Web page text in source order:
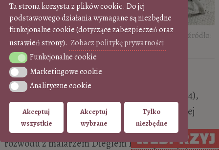
Ta strona korzysta z plików cookie. Do jej
podstawowego działania wymagane są niezbędne
funkcjonalne cookie (dotyczące zabezpieczeń oraz
ustawień strony). Zobacz politykę prywatności
Funkcjonalne cookie
Funkcjonalne cookie
Marketingowe cookie
Marketingowe cookie
Analityczne cookie
Analityczne cookie
Akceptuj
wszystkie
Akceptuj
wybrane
Tylko
niezbędne
Frida Kahlo w trakcie prac nad obrazemZraniony stół
, źródło:
Fridakahlo.org
Oto obraz cierpiącej duszy, intymności
wstrząśniętej do głębi. Frida Kahlo (1907–1954),
która umieściła własne życie w centrum swojej
pracy twórczej, malowała ten obraz w czasie
rozwodu z malarzem Diegiem Riverą. Decyzja o